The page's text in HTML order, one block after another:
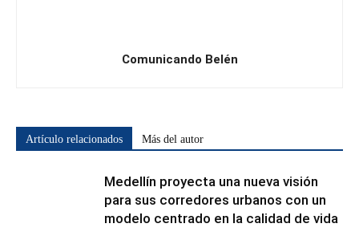
Comunicando Belén
Artículo relacionados Más del autor
Medellín proyecta una nueva visión
para sus corredores urbanos con un
modelo centrado en la calidad de vida